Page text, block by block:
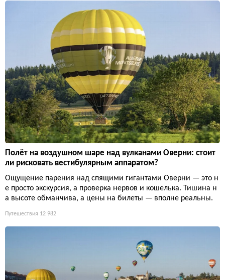
Полёт на воздушном шаре над вулканами Оверни: стоит
ли рисковать вестибулярным аппаратом?
Ощущение парения над спящими гигантами Оверни — это н
е просто экскурсия, а проверка нервов и кошелька. Тишина н
а высоте обманчива, а цены на билеты — вполне реальны.
Путешествия 12 982